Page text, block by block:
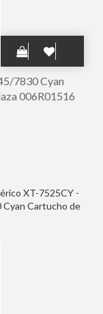
7830 Cyan
006R01516
XT-7525CY -
Cartucho de